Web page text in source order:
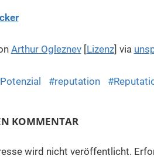
Arthur Ogleznev[Lizenz] via
Potenzial reputation
KOMMENTAR
wird nicht veröffentlicht.